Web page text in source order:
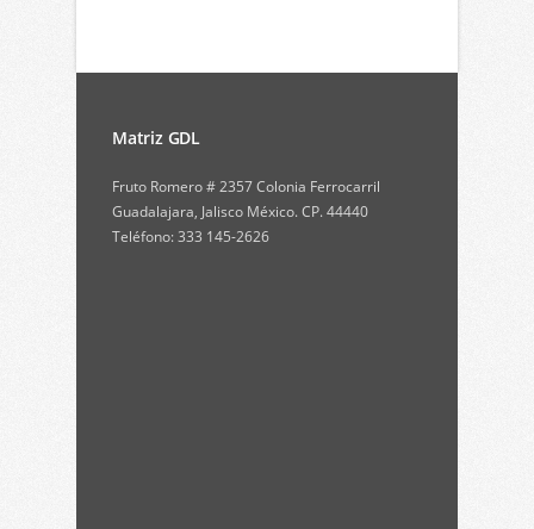
Matriz GDL
Fruto Romero # 2357 Colonia Ferrocarril
Guadalajara, Jalisco México. CP. 44440
Teléfono: 333 145-2626